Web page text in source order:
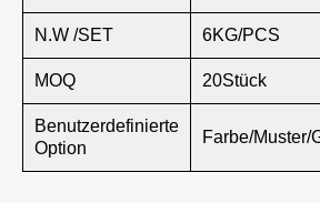
N.W /SET 6KG/PCS
MOQ 20Stück
Benutzerdefinierte
Option
Farbe/Muster/